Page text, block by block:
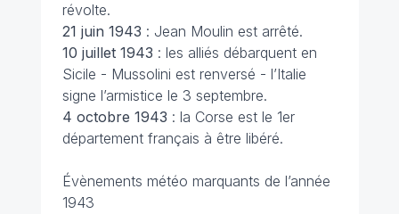
révolte.
21 juin 1943 : Jean Moulin est arrêté.
10 juillet 1943 : les alliés débarquent en
Sicile - Mussolini est renversé - l’Italie
signe l’armistice le 3 septembre.
4 octobre 1943 : la Corse est le 1er
département français à être libéré.
Évènements météo marquants de l’année
1943